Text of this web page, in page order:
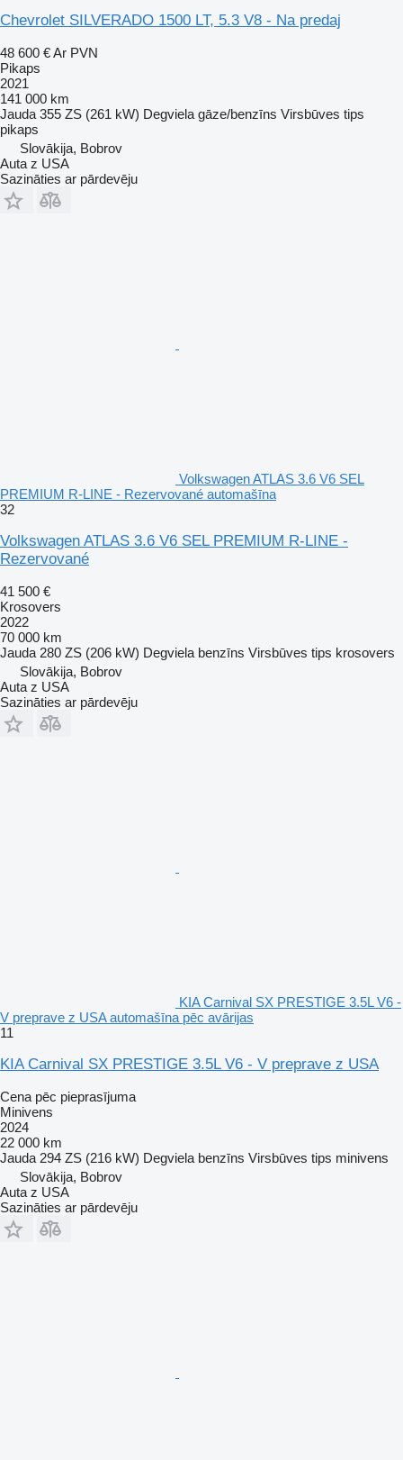
Chevrolet SILVERADO 1500 LT, 5.3 V8 - Na predaj
48 600 €Ar PVN
Pikaps
2021
141 000 km
Jauda 355 ZS (261 kW) Degviela gāze/benzīns Virsbūves tips
pikaps
Slovākija, Bobrov
Auta z USA
Sazināties ar pārdevēju
Volkswagen ATLAS 3.6 V6 SEL
PREMIUM R-LINE - Rezervované automašīna
32
Volkswagen ATLAS 3.6 V6 SEL PREMIUM R-LINE -
Rezervované
41 500 €
Krosovers
2022
70 000 km
Jauda 280 ZS (206 kW) Degviela benzīns Virsbūves tips krosovers
Slovākija, Bobrov
Auta z USA
Sazināties ar pārdevēju
KIA Carnival SX PRESTIGE 3.5L V6 -
V preprave z USA automašīna pēc avārijas
11
KIA Carnival SX PRESTIGE 3.5L V6 - V preprave z USA
Cena pēc pieprasījuma
Minivens
2024
22 000 km
Jauda 294 ZS (216 kW) Degviela benzīns Virsbūves tips minivens
Slovākija, Bobrov
Auta z USA
Sazināties ar pārdevēju